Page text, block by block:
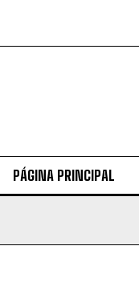
PÁGINA PRINCIPAL